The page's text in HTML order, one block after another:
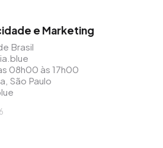
e Marketing
Brasil
08h00 às 17h00
São Paulo